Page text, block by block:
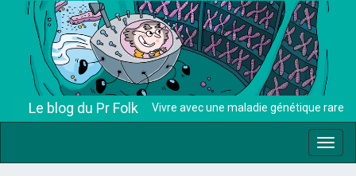
Le blog du Pr Folk Vivre avec une maladie génétique rare